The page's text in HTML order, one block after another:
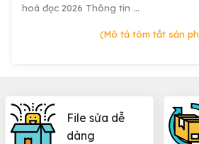
hoá đọc 2026 Thông tin …
(Mô tả tóm tắt sản
File sửa dễ
dàng